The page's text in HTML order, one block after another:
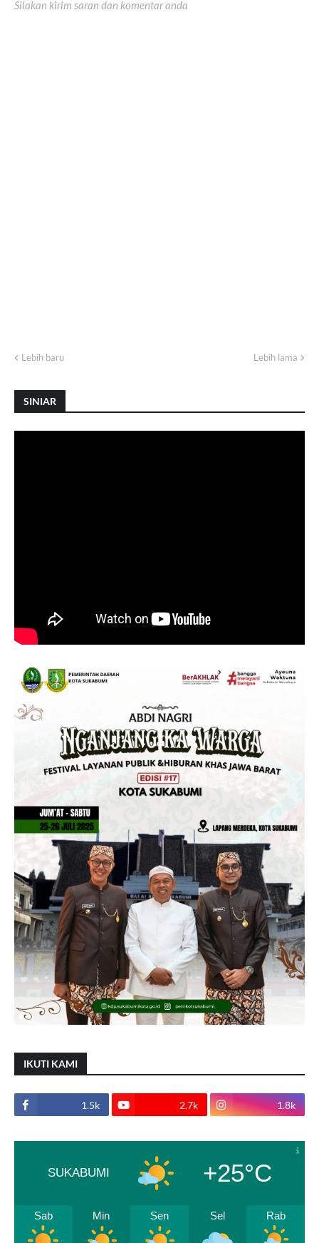
Silakan kirim saran dan komentar anda
Lebih baru Lebih lama
SINIAR
IKUTI KAMI
1.5k 2.7k 1.8k
SUKABUMI +25°C
Sab Min Sen Sel Rab